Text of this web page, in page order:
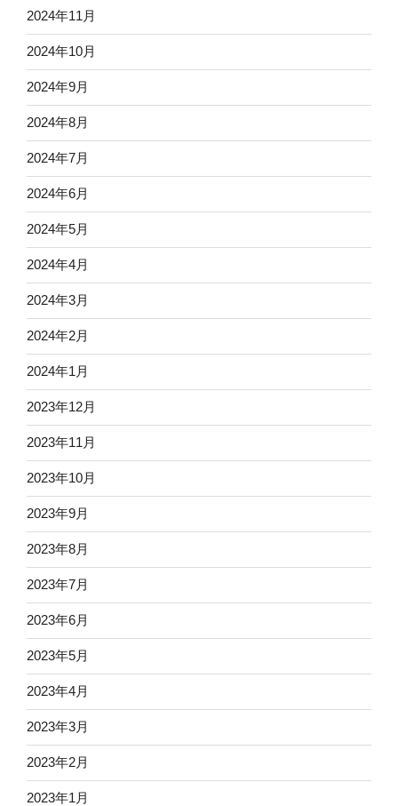
2024年11月
2024年10月
2024年9月
2024年8月
2024年7月
2024年6月
2024年5月
2024年4月
2024年3月
2024年2月
2024年1月
2023年12月
2023年11月
2023年10月
2023年9月
2023年8月
2023年7月
2023年6月
2023年5月
2023年4月
2023年3月
2023年2月
2023年1月